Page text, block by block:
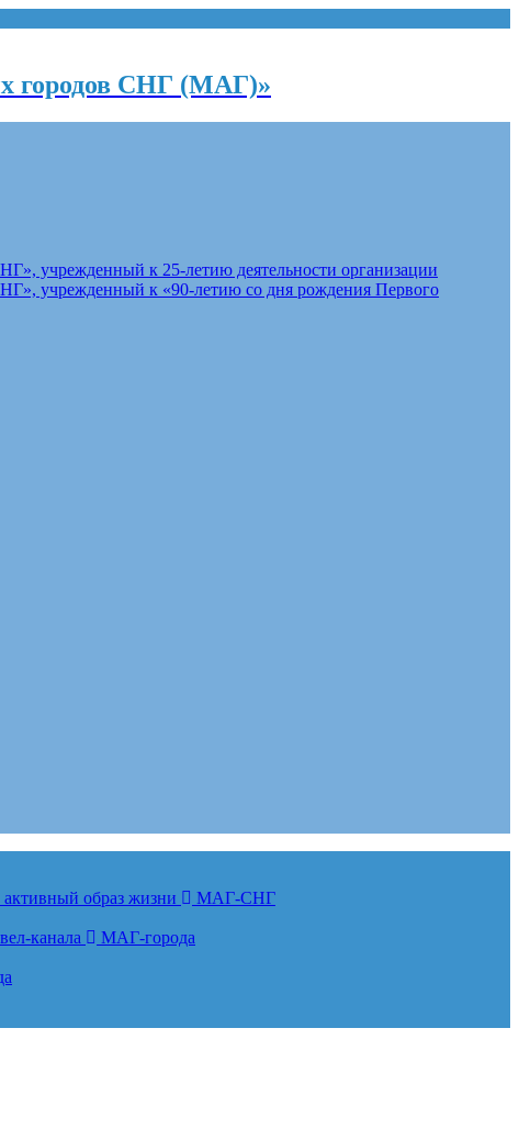
городов СНГ (МАГ)»
учрежденный к 25-летию деятельности организации
учрежденный к «90-летию со дня рождения Первого
активный образ жизни
МАГ-СНГ
канала
МАГ-города